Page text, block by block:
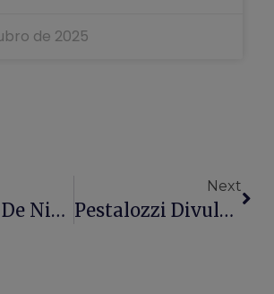
de 2025
Pestalozzi De Niterói Publica Edital De Cotação Prévia Para Aquisição De Equipamentos
Next
Pestalozzi Divulga Ata De Cotação Prévia De Preços